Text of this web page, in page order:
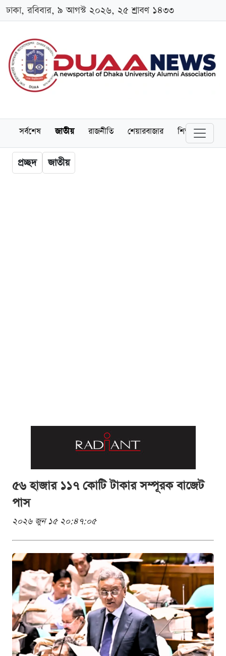
ঢাকা, রবিবার, ৯ আগস্ট ২০২৬, ২৫ শ্রাবণ ১৪৩৩
সর্বশেষ জাতীয় রাজনীতি শেয়ারবাজার শিক্ষা
প্রচ্ছদ জাতীয়
৫৬ হাজার ১১৭ কোটি টাকার সম্পূরক বাজেট
পাস
২০২৬ জুন ১৫ ২০:৪৭:০৫